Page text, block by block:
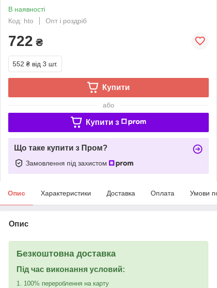
В наявності
Код: hto
Опт і роздріб
722 ₴
552 ₴ від 3 шт.
Купити
або
Купити з
Що таке купити з Пром?
Замовлення під захистом
Опис Характеристики Доставка Оплата Умови
Опис
Безкоштовна доставка
Під час виконання условий:
1. 100% перероблення на карту